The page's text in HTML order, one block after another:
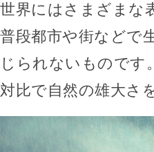
世界にはさまざまな
普段都市や街などで
じられないものです
対比で自然の雄大さ